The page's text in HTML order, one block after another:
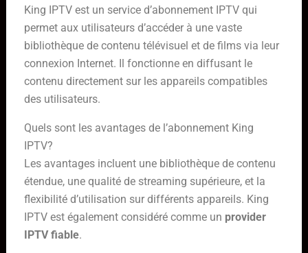
King IPTV est un service d’abonnement IPTV qui
permet aux utilisateurs d’accéder à une vaste
bibliothèque de contenu télévisuel et de films via leur
connexion Internet. Il fonctionne en diffusant le
contenu directement sur les appareils compatibles
des utilisateurs.
Quels sont les avantages de l’abonnement King
IPTV?
Les avantages incluent une bibliothèque de contenu
étendue, une qualité de streaming supérieure, et la
flexibilité d’utilisation sur différents appareils. King
IPTV est également considéré comme un provider
IPTV fiable.